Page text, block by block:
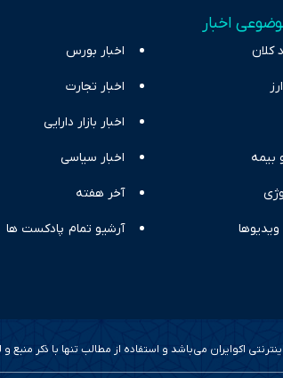
کرده و در کنار تحلیل آمارها، نیازهای خبری
پوشش می‌دهیم.
اخبار
کلان اخبار بورس
اخبار تجارت
اخبار بازار دارایی
بیمه اخبار سیاسی
آخر هفته
آرشیو تمام پادکست ها
اکوایران می‌باشد و استفاده از مطالب تنها با ذکر منبع